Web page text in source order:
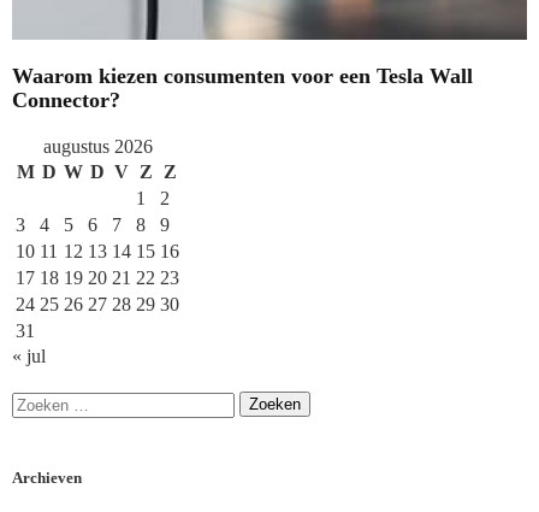
Waarom kiezen consumenten voor een Tesla Wall
Connector?
augustus 2026
M D W D V Z Z
1
2
3
4 5 6 7 8
9
10 11 12 13 14 15 16
17 18 19 20 21 22 23
24 25 26 27 28 29 30
31
« jul
Archieven